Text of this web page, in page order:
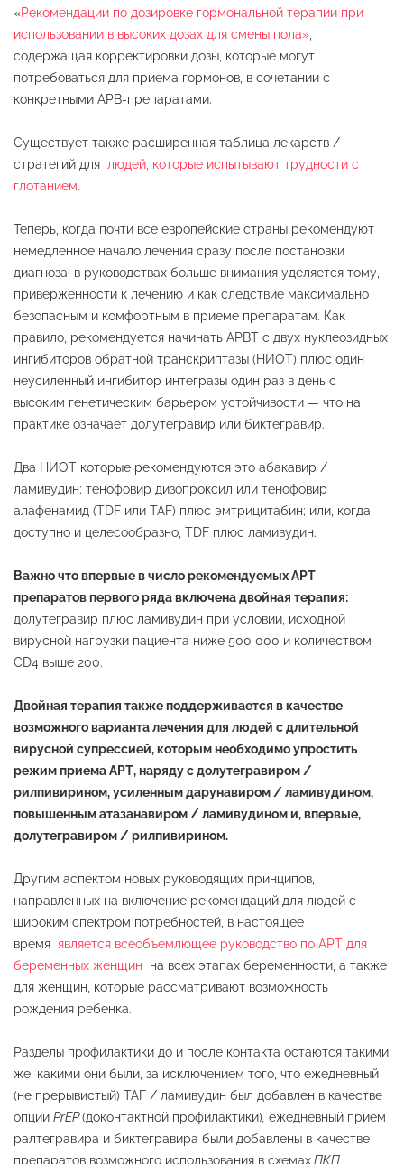
«Рекомендации по дозировке гормональной терапии при
использовании в высоких дозах для смены пола»,
содержащая корректировки дозы, которые могут
потребоваться для приема гормонов, в сочетании с
конкретными АРВ-препаратами.
Существует также расширенная таблица лекарств /
стратегий для людей, которые испытывают трудности с
глотанием.
Теперь, когда почти все европейские страны рекомендуют
немедленное начало лечения сразу после постановки
диагноза, в руководствах больше внимания уделяется тому,
приверженности к лечению и как следствие максимально
безопасным и комфортным в приеме препаратам. Как
правило, рекомендуется начинать АРВТ с двух нуклеозидных
ингибиторов обратной транскриптазы (НИОТ) плюс один
неусиленный ингибитор интегразы один раз в день с
высоким генетическим барьером устойчивости — что на
практике означает долутегравир или биктегравир.
Два НИОТ которые рекомендуются это абакавир /
ламивудин; тенофовир дизопроксил или тенофовир
алафенамид (TDF или TAF) плюс эмтрицитабин; или, когда
доступно и целесообразно, TDF плюс ламивудин.
Важно что впервые в число рекомендуемых АРТ
препаратов первого ряда включена двойная терапия:
долутегравир плюс ламивудин при условии, исходной
вирусной нагрузки пациента ниже 500 000 и количеством
CD4 выше 200.
Двойная терапия также поддерживается в качестве
возможного варианта лечения для людей с длительной
вирусной супрессией, которым необходимо упростить
режим приема АРТ, наряду с долутегравиром /
рилпивирином, усиленным дарунавиром / ламивудином,
повышенным атазанавиром / ламивудином и, впервые,
долутегравиром / рилпивирином.
Другим аспектом новых руководящих принципов,
направленных на включение рекомендаций для людей с
широким спектром потребностей, в настоящее
время является всеобъемлющее руководство по АРТ для
беременных женщин на всех этапах беременности, а также
для женщин, которые рассматривают возможность
рождения ребенка.
Разделы профилактики до и после контакта остаются такими
же, какими они были, за исключением того, что ежедневный
(не прерывистый) TAF / ламивудин был добавлен в качестве
опции PrEP(доконтактной профилактики), ежедневный прием
ралтегравира и биктегравира были добавлены в качестве
препаратов возможного использования в схемахПКП